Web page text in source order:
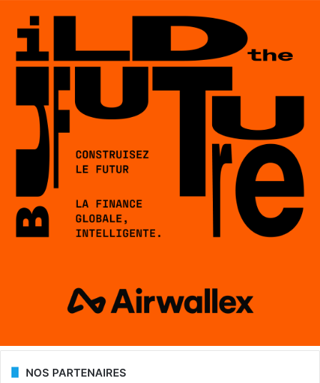
NOS PARTENAIRES